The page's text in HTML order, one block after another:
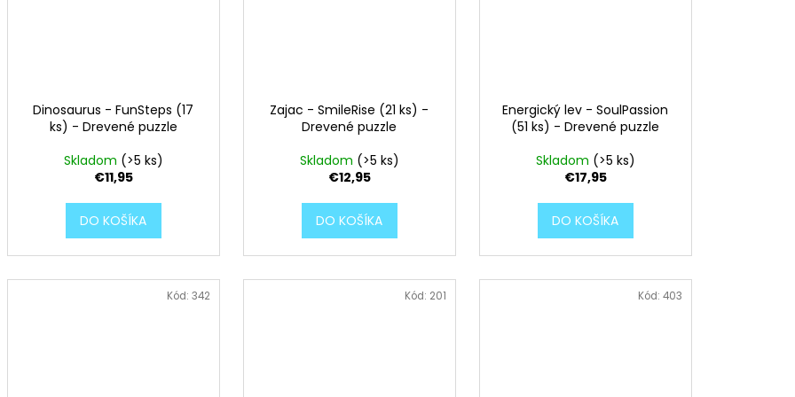
Dinosaurus - FunSteps (17
ks) - Drevené puzzle
Skladom (>5 ks)
€11,95
DO KOŠÍKA
Zajac - SmileRise (21 ks) -
Drevené puzzle
Skladom (>5 ks)
€12,95
DO KOŠÍKA
Energický lev - SoulPassion
(51 ks) - Drevené puzzle
Skladom (>5 ks)
€17,95
DO KOŠÍKA
Kód: 342 Kód: 201 Kód: 403